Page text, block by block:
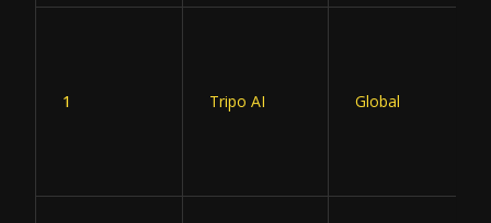
1 Tripo AI Global